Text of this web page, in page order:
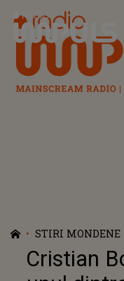
Radio Impuls
STIRI MONDENE
Cristian